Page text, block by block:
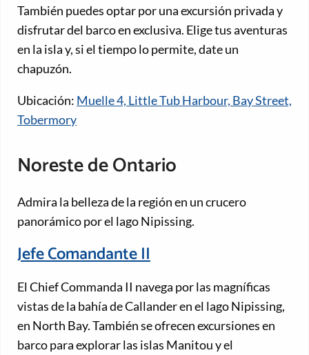
También puedes optar por una excursión privada y
disfrutar del barco en exclusiva. Elige tus aventuras
en la isla y, si el tiempo lo permite, date un
chapuzón.
Ubicación: Muelle 4, Little Tub Harbour, Bay Street,
Tobermory
Noreste de Ontario
Admira la belleza de la región en un crucero
panorámico por el lago Nipissing.
Jefe Comandante II
El Chief Commanda II navega por las magníficas
vistas de la bahía de Callander en el lago Nipissing,
en North Bay. También se ofrecen excursiones en
barco para explorar las islas Manitou y el